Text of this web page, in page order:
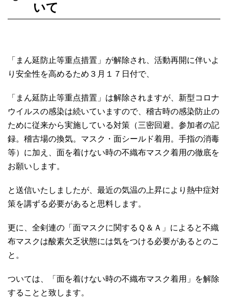
いて
「まん延防止等重点措置」が解除され、活動再開に伴いよ
り安全性を高めるため３月１７日付で、
「まん延防止等重点措置」は解除されますが、新型コロナ
ウイルスの感染は続いていますので、稽古時の感染防止の
ために従来から実施している対策（三密回避。参加者の記
録。稽古場の換気。マスク・面シールド着用。手指の消毒
等）に加え、面を着けない時の不織布マスク着用の徹底を
お願いします。
と送信いたしましたが、最近の気温の上昇により熱中症対
策を講ずる必要があると思料します。
更に、全剣連の「面マスクに関するＱ＆Ａ」によると不織
布マスクは酸素欠乏状態には気をつける必要があるとのこ
と。
ついては、「面を着けない時の不織布マスク着用」を解除
することと致します。